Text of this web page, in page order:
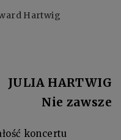
Hartwig
JULIA HARTWIG
Nie zawsze
koncertu